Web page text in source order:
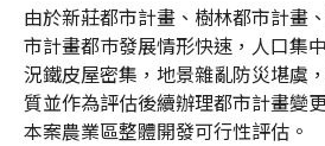
由於新莊都市計畫、樹林都市計畫
市計畫都巿發展情形快速，人口集
況鐵皮屋密集，地景雜亂防災堪虞
質並作為評估後續辦理都市計畫變
本案農業區整體開發可行性評估。